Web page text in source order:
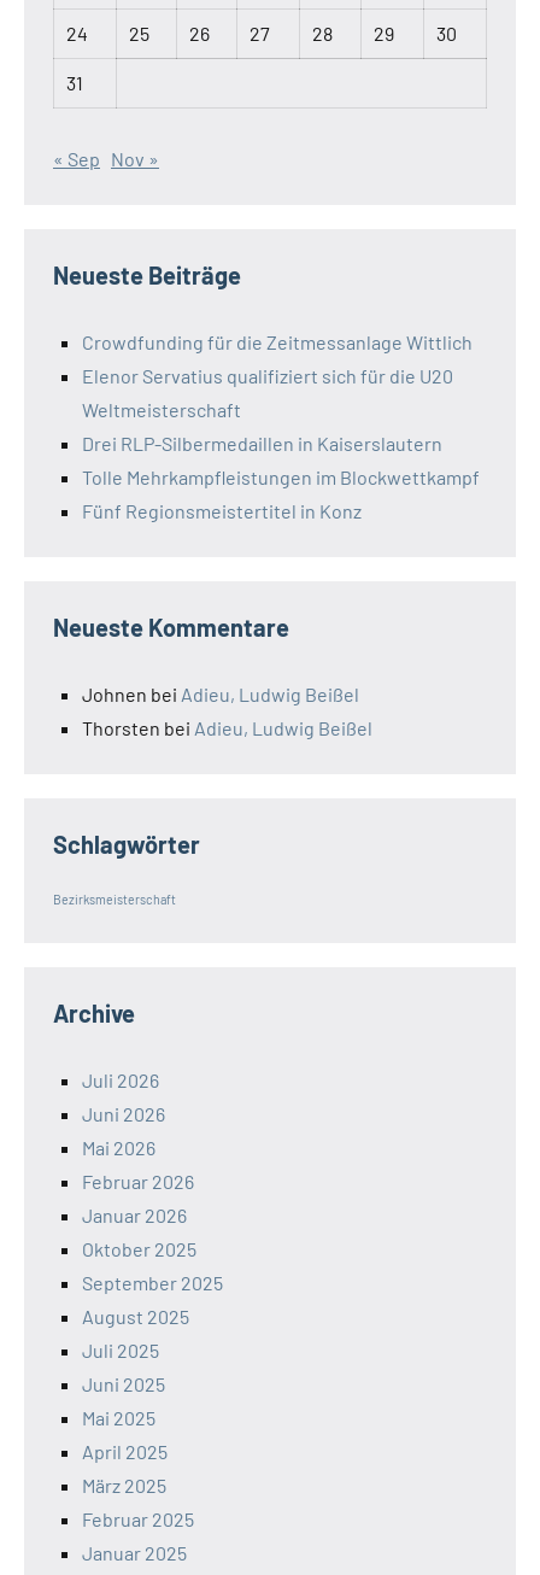
24 25 26 27 28 29 30
31
« Sep Nov »
Neueste Beiträge
Crowdfunding für die Zeitmessanlage Wittlich
Elenor Servatius qualifiziert sich für die U20
Weltmeisterschaft
Drei RLP-Silbermedaillen in Kaiserslautern
Tolle Mehrkampfleistungen im Blockwettkampf
Fünf Regionsmeistertitel in Konz
Neueste Kommentare
Johnen bei Adieu, Ludwig Beißel
Thorsten bei Adieu, Ludwig Beißel
Schlagwörter
Bezirksmeisterschaft
Archive
Juli 2026
Juni 2026
Mai 2026
Februar 2026
Januar 2026
Oktober 2025
September 2025
August 2025
Juli 2025
Juni 2025
Mai 2025
April 2025
März 2025
Februar 2025
Januar 2025